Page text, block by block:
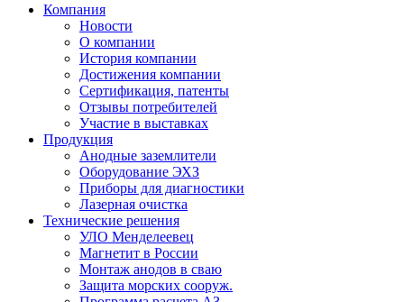
Компания
Новости
О компании
История компании
Достижения компании
Сертификация, патенты
Отзывы потребителей
Участие в выставках
Продукция
Анодные заземлители
Оборудование ЭХЗ
Приборы для диагностики
Лазерная очистка
Технические решения
УЛО Менделеевец
Магнетит в России
Монтаж анодов в сваю
Защита морских сооруж.